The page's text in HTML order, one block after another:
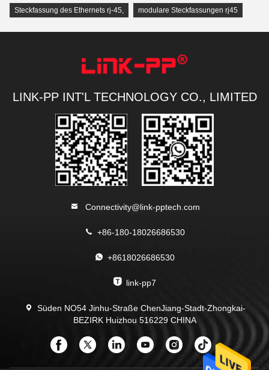
Steckfassung des Ethernets rj-45, modulare Steckfassungen rj45
LINK-PP INT'L TECHNOLOGY CO., LIMITED
Connectivity@link-pptech.com
+86-180-18026686530
+8618026686530
link-pp7
Süden NO54 Jinhu-Straße ChenJiang-Stadt-Zhongkai-
BEZIRK Huizhou 516229 CHINA